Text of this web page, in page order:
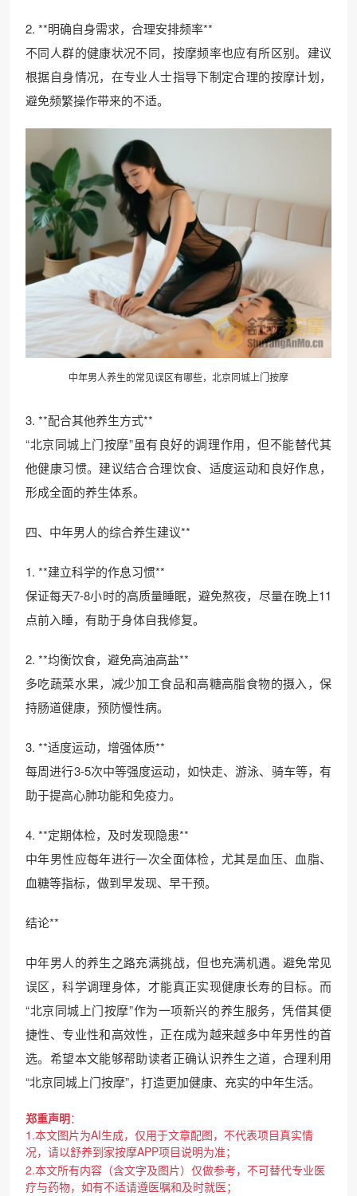
2. **明确自身需求，合理安排频率**
不同人群的健康状况不同，按摩频率也应有所区别。建议
根据自身情况，在专业人士指导下制定合理的按摩计划，
避免频繁操作带来的不适。
中年男人养生的常见误区有哪些，北京同城上门按摩
3. **配合其他养生方式**
“北京同城上门按摩”虽有良好的调理作用，但不能替代其
他健康习惯。建议结合合理饮食、适度运动和良好作息，
形成全面的养生体系。
四、中年男人的综合养生建议**
1. **建立科学的作息习惯**
保证每天7-8小时的高质量睡眠，避免熬夜，尽量在晚上11
点前入睡，有助于身体自我修复。
2. **均衡饮食，避免高油高盐**
多吃蔬菜水果，减少加工食品和高糖高脂食物的摄入，保
持肠道健康，预防慢性病。
3. **适度运动，增强体质**
每周进行3-5次中等强度运动，如快走、游泳、骑车等，有
助于提高心肺功能和免疫力。
4. **定期体检，及时发现隐患**
中年男性应每年进行一次全面体检，尤其是血压、血脂、
血糖等指标，做到早发现、早干预。
结论**
中年男人的养生之路充满挑战，但也充满机遇。避免常见
误区，科学调理身体，才能真正实现健康长寿的目标。而
“北京同城上门按摩”作为一项新兴的养生服务，凭借其便
捷性、专业性和高效性，正在成为越来越多中年男性的首
选。希望本文能够帮助读者正确认识养生之道，合理利用
“北京同城上门按摩”，打造更加健康、充实的中年生活。
郑重声明：
1.本文图片为AI生成，仅用于文章配图，不代表项目真实情
况，请以舒养到家按摩APP项目说明为准；
2.本文所有内容（含文字及图片）仅做参考，不可替代专业医
疗与药物，如有不适请遵医嘱和及时就医；